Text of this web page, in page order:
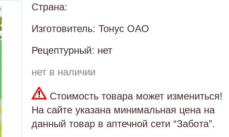
Страна:
Изготовитель: Тонус ОАО
Рецептурный: нет
нет в наличии
Стоимость товара может измениться!
На сайте указана минимальная цена на
данный товар в аптечной сети “Забота”.